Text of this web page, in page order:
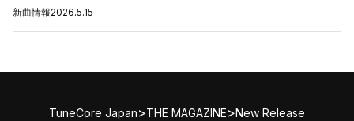
新曲情報2026.5.15
TuneCore Japan>THE MAGAZINE>New Release